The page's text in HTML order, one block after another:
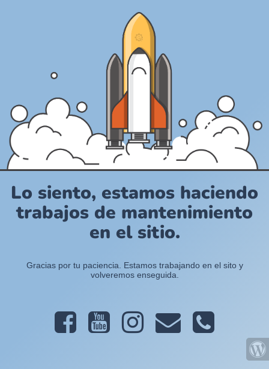
Lo siento, estamos haciendo
trabajos de mantenimiento
en el sitio.
Gracias por tu paciencia. Estamos trabajando en el sito y
volveremos enseguida.